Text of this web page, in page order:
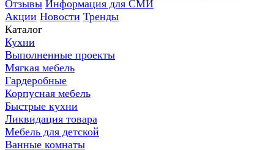
Отзывы Информация для СМИ
Акции Новости Тренды
Каталог
Кухни
Выполненные проекты
Мягкая мебель
Гардеробные
Корпусная мебель
Быстрые кухни
Ликвидация товара
Мебель для детской
Ванные комнаты